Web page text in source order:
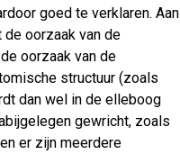
goed te verklaren. Aan
oorzaak van de
oorzaak van de
structuur (zoals
dan wel in de elleboog
gewricht, zoals
er zijn meerdere